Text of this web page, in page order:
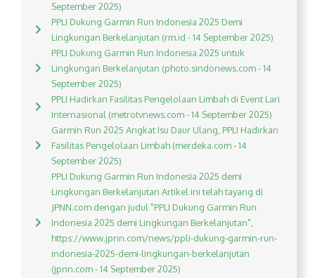
September 2025)
PPLI Dukung Garmin Run Indonesia 2025 Demi
Lingkungan Berkelanjutan (rm.id - 14 September 2025)
PPLI Dukung Garmin Run Indonesia 2025 untuk
Lingkungan Berkelanjutan (photo.sindonews.com - 14
September 2025)
PPLI Hadirkan Fasilitas Pengelolaan Limbah di Event Lari
Internasional (metrotvnews.com - 14 September 2025)
Garmin Run 2025 Angkat Isu Daur Ulang, PPLI Hadirkan
Fasilitas Pengelolaan Limbah (merdeka.com - 14
September 2025)
PPLI Dukung Garmin Run Indonesia 2025 demi
Lingkungan Berkelanjutan Artikel ini telah tayang di
JPNN.com dengan judul "PPLI Dukung Garmin Run
Indonesia 2025 demi Lingkungan Berkelanjutan",
https://www.jpnn.com/news/ppli-dukung-garmin-run-
indonesia-2025-demi-lingkungan-berkelanjutan
(jpnn.com - 14 September 2025)